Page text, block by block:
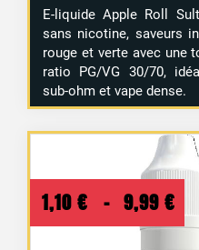
E-liquide Apple Roll
sans nicotine, saveurs
rouge et verte avec une
ratio PG/VG 30/70,
sub-ohm et vape dense.
1,10 € – 9,99 €
de